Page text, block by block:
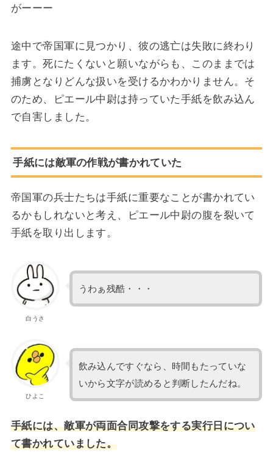
がーーー
途中で帝国軍に見つかり、彼の逃亡は失敗に終わり
ます。死にたくないと願いながらも、このままでは
捕虜となりどんな扱いを受けるかわかりません。そ
のため、ピエール中尉は持っていた手紙を飲み込ん
で自害しました。
手紙には敵軍の作戦が書かれていた
帝国軍の兵士たちは手紙に重要なことが書かれてい
るかもしれないと考え、ピエール中尉の腹を裂いて
手紙を取り出します。
白うさ
うわぁ残酷・・・
ひよこ
飲み込んですぐなら、時間もたっていな
いから文字が読めると判断したんだね。
手紙には、敵軍が両面合同攻撃をする実行日につい
て書かれていました。